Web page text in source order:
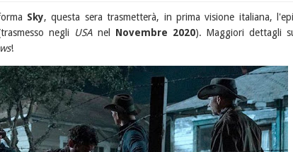
Sky, questa sera trasmetterà, in prima visione italiana,
negli USAnel Novembre 2020). Maggiori dettagli
!